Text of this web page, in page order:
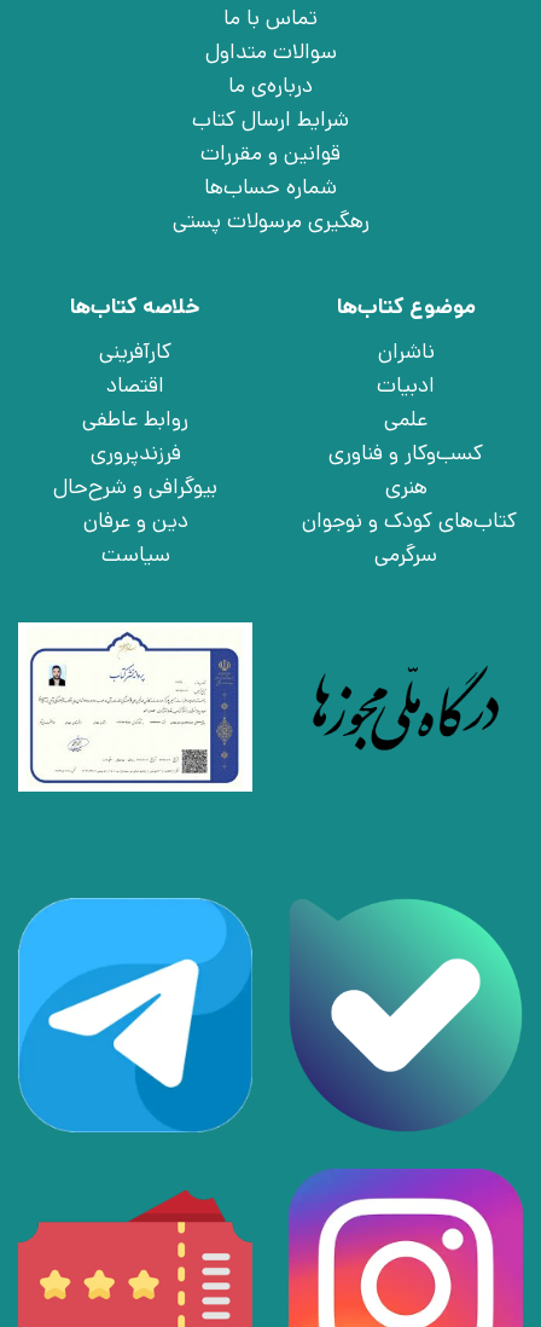
تماس با ما
سوالات متداول
درباره‌ی ما
شرایط ارسال کتاب
قوانین و مقررات
شماره حساب‌ها
رهگیری مرسولات پستی
موضوع کتاب‌ها
ناشران
ادبیات
علمی
کسب‌وکار و فناوری
هنری
کتاب‌های کودک و نوجوان
سرگرمی
خلاصه کتاب‌ها
کارآفرینی
اقتصاد
روابط عاطفی
فرزندپروری
بیوگرافی و شرح‌حال
دین و عرفان
سیاست